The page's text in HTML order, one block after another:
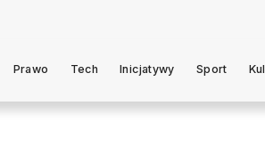
Prawo Tech Inicjatywy Sport